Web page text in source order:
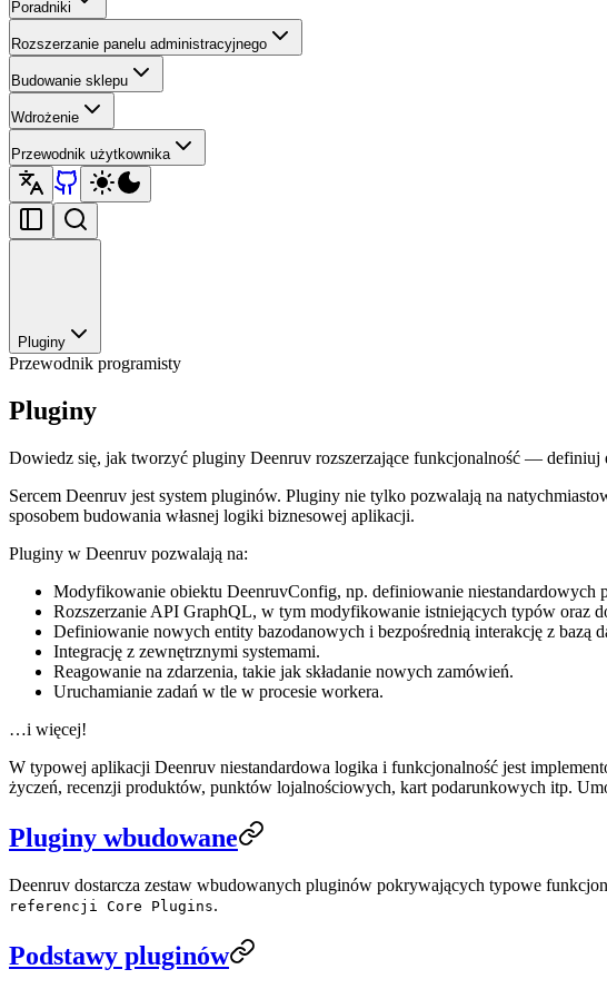
Poradniki
Rozszerzanie panelu administracyjnego
Budowanie sklepu
Wdrożenie
Przewodnik użytkownika
Pluginy
Przewodnik programisty
Pluginy
Dowiedz się, jak tworzyć pluginy Deenruv rozszerzające funkcjonalność — definiuj
Sercem Deenruv jest system pluginów. Pluginy nie tylko pozwalają na
sposobem budowania własnej logiki biznesowej aplikacji.
Pluginy w Deenruv pozwalają na:
Modyfikowanie obiektu DeenruvConfig, np. definiowanie niestandardowych
Rozszerzanie API GraphQL, w tym modyfikowanie istniejących typów oraz
Definiowanie nowych entity bazodanowych i bezpośrednią interakcję z bazą
Integrację z zewnętrznymi systemami.
Reagowanie na zdarzenia, takie jak składanie nowych zamówień.
Uruchamianie zadań w tle w procesie workera.
…i więcej!
W typowej aplikacji Deenruv niestandardowa logika i funkcjonalność jest
życzeń, recenzji produktów, punktów lojalnościowych, kart podarunkowych itp.
Pluginy wbudowane
Deenruv dostarcza zestaw wbudowanych pluginów pokrywających typowe
referencji Core Plugins.
Podstawy pluginów